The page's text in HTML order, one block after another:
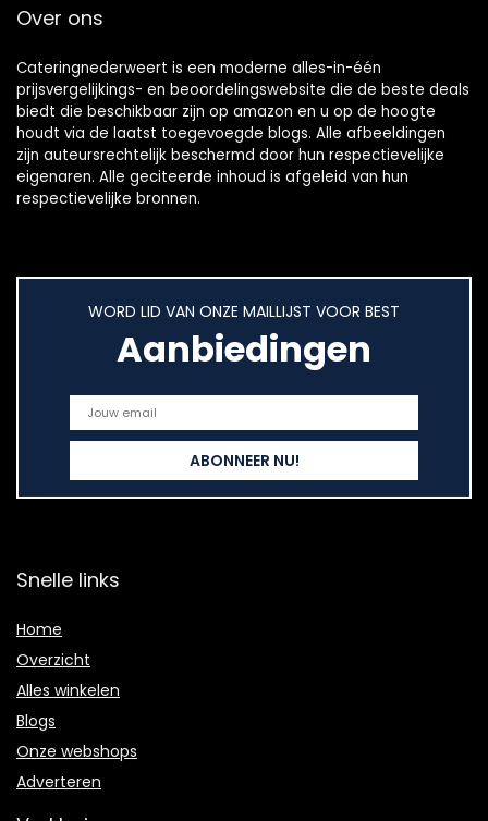
Over ons
Cateringnederweert is een moderne alles-in-één
prijsvergelijkings- en beoordelingswebsite die de beste deals
biedt die beschikbaar zijn op amazon en u op de hoogte
houdt via de laatst toegevoegde blogs. Alle afbeeldingen
zijn auteursrechtelijk beschermd door hun respectievelijke
eigenaren. Alle geciteerde inhoud is afgeleid van hun
respectievelijke bronnen.
WORD LID VAN ONZE MAILLIJST VOOR BEST
Aanbiedingen
Snelle links
Home
Overzicht
Alles winkelen
Blogs
Onze webshops
Adverteren